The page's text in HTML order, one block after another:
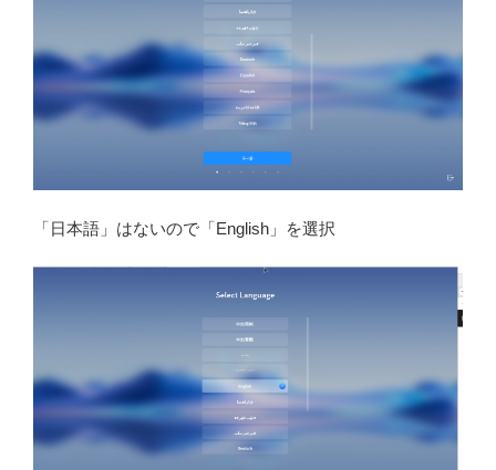
「日本語」はないので「English」を選択